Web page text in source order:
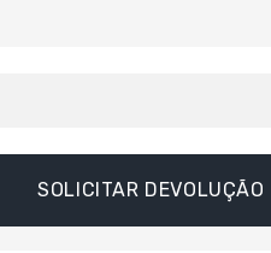
SOLICITAR DEVOLUÇÃO